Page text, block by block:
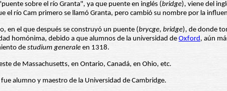
sobre el río Granta", ya que puente en inglés (bridge), viene del
río Cam primero se llamó Granta, pero cambió su nombre por la
en el que después se construyó un puente (brycge, bridge), de donde
homónima, debido a que alumnos de la universidad deOxford, aún
de studium generale en 1318.
de Massachusetts, en Ontario, Canadá, en Ohio, etc.
fue alumno y maestro de la Universidad de Cambridge.